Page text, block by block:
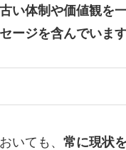
古い体制や価値観を
ージを含んでいま
いても、 常に現状